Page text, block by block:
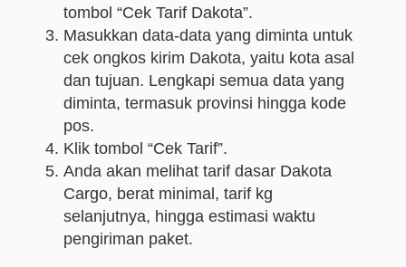
tombol “Cek Tarif Dakota”.
Masukkan data-data yang diminta untuk
cek ongkos kirim Dakota, yaitu kota asal
dan tujuan. Lengkapi semua data yang
diminta, termasuk provinsi hingga kode
pos.
Klik tombol “Cek Tarif”.
Anda akan melihat tarif dasar Dakota
Cargo, berat minimal, tarif kg
selanjutnya, hingga estimasi waktu
pengiriman paket.